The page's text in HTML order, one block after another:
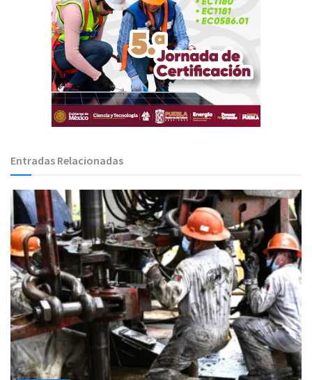
Entradas Relacionadas